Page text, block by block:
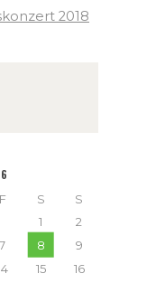
2018
F S
S
1
2
7 8
9
15
16